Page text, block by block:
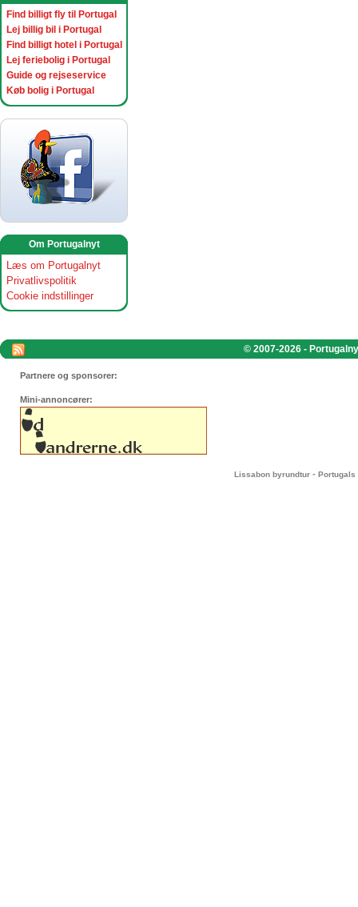
Find billigt fly til Portugal
Lej billig bil i Portugal
Find billigt hotel i Portugal
Lej feriebolig i Portugal
Guide og rejseservice
Køb bolig i Portugal
Om Portugalnyt
Læs om Portugalnyt
Privatlivspolitik
Cookie indstillinger
© 2007-2026 -
Partnere og sponsorer:
Mini-annoncører:
Lissabon byrundtur - Portugals